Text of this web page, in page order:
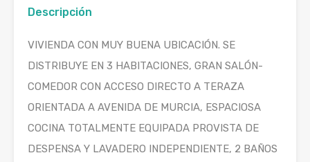
Descripción
VIVIENDA CON MUY BUENA UBICACIÓN. SE
DISTRIBUYE EN 3 HABITACIONES, GRAN SALÓN-
COMEDOR CON ACCESO DIRECTO A TERAZA
ORIENTADA A AVENIDA DE MURCIA, ESPACIOSA
COCINA TOTALMENTE EQUIPADA PROVISTA DE
DESPENSA Y LAVADERO INDEPENDIENTE, 2 BAÑOS